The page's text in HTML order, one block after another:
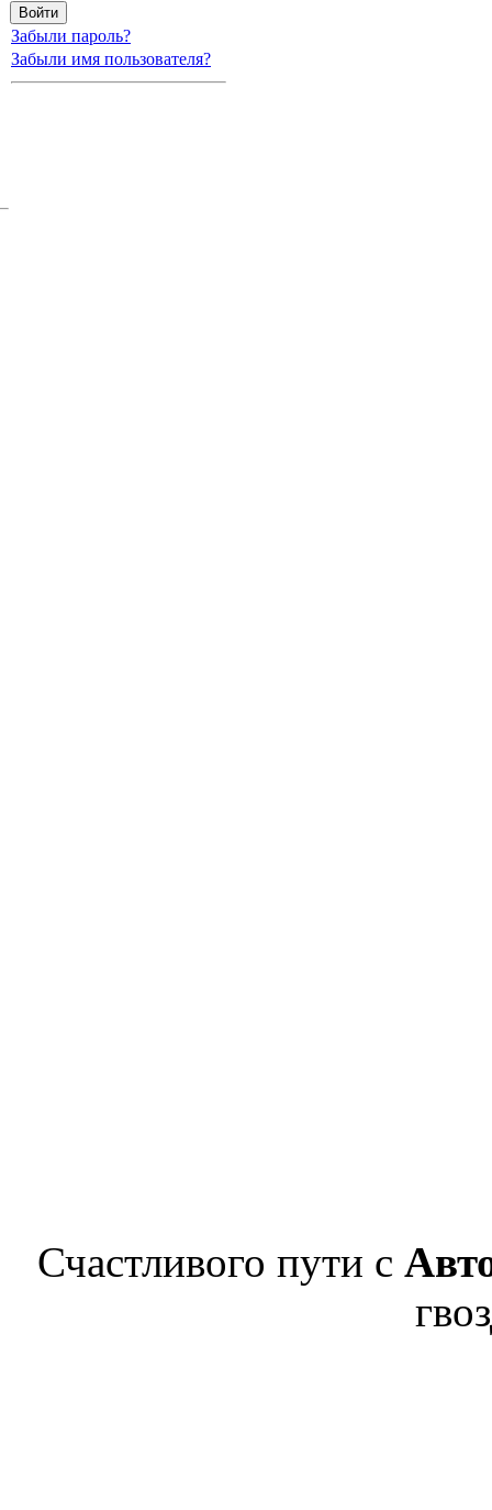
Забыли пароль?
Забыли имя пользователя?
Счастливого пути с